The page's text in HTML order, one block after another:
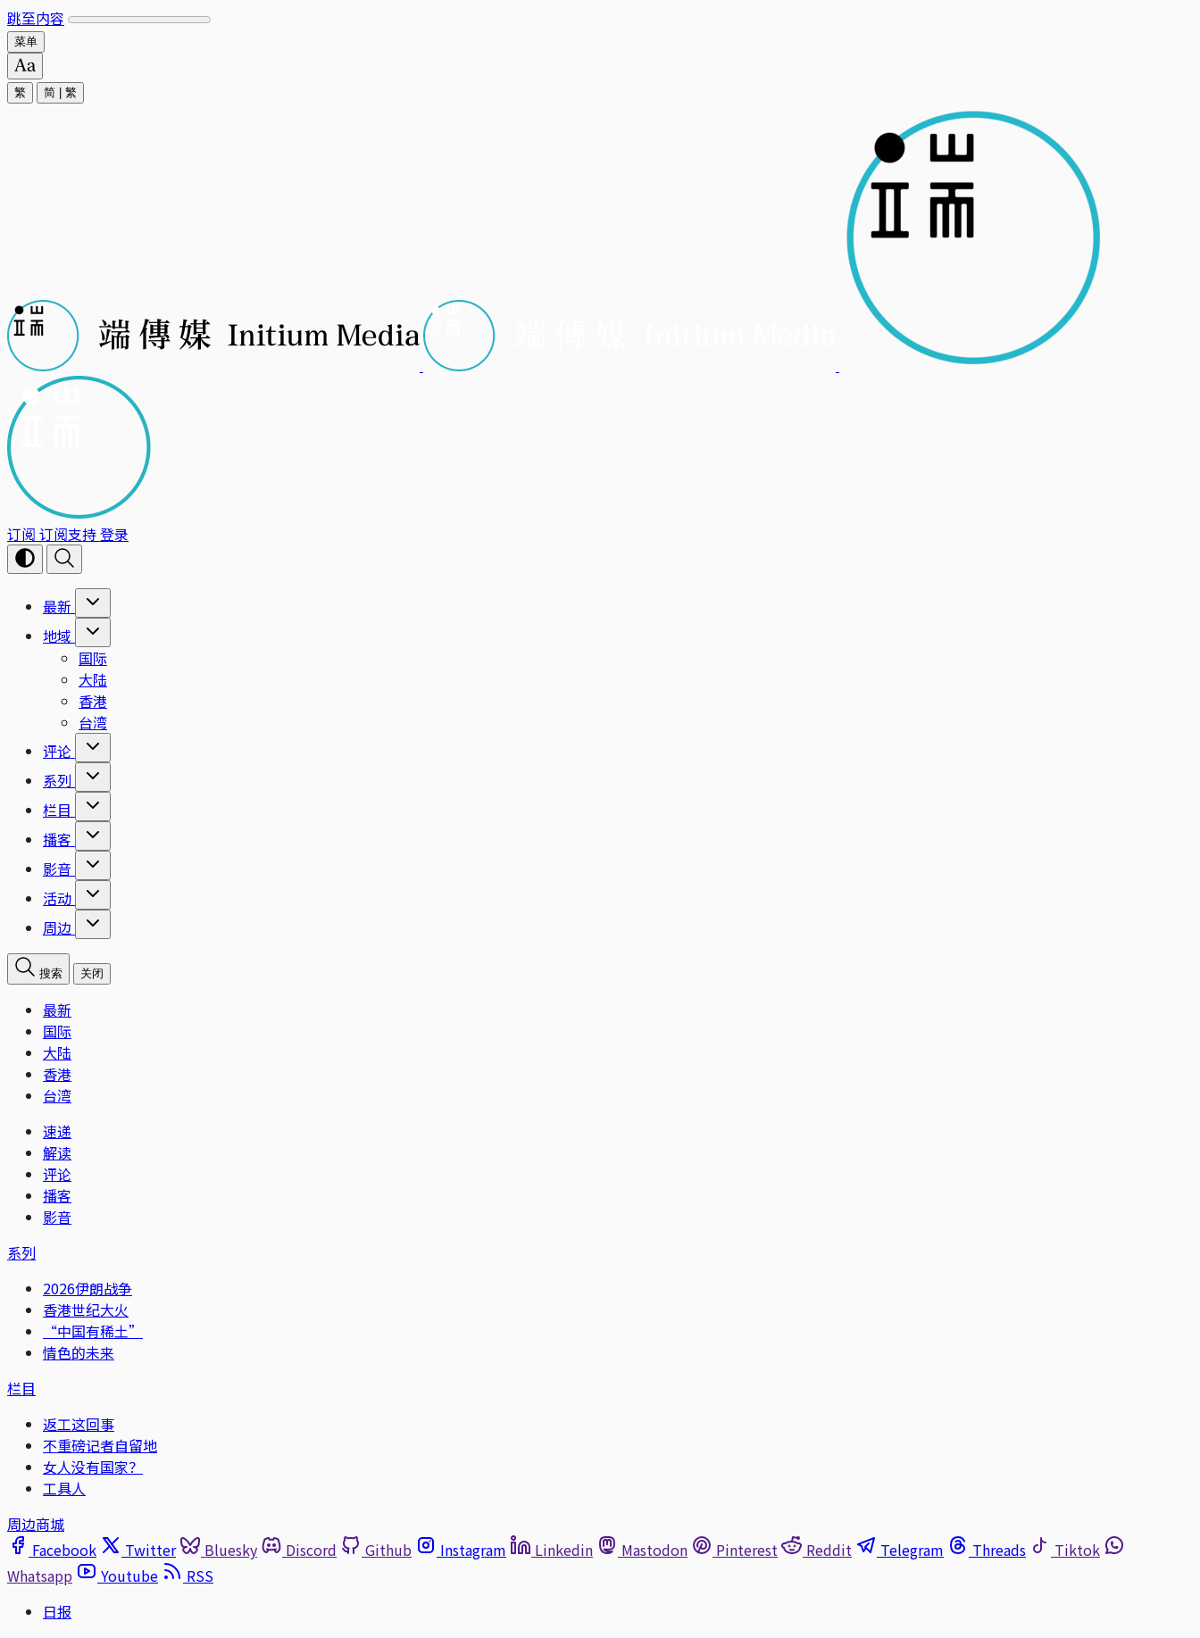
跳至内容
菜单
繁 简 繁
订阅 订阅支持登录
最新
地域
国际
大陆
香港
台湾
评论
系列
栏目
播客
影音
活动
周边
搜索 关闭
最新
国际
大陆
香港
台湾
速递
解读
评论
播客
影音
系列
2026伊朗战争
香港世纪大火
“中国有稀土”
情色的未来
栏目
返工这回事
不重磅记者自留地
女人没有国家？
工具人
周边商城
Facebook
Twitter Bluesky Discord Github Instagram Linkedin Mastodon Pinterest Reddit Telegram Threads
Tiktok
Whatsapp
Youtube
RSS
日报